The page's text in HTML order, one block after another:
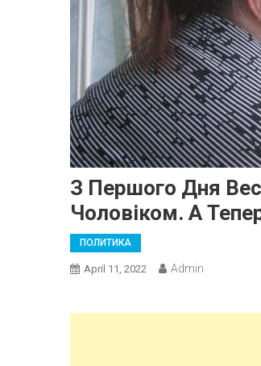
З Першого Дня
Чоловіком. А
ПОЛИТИКА
April 11, 2022 Admin